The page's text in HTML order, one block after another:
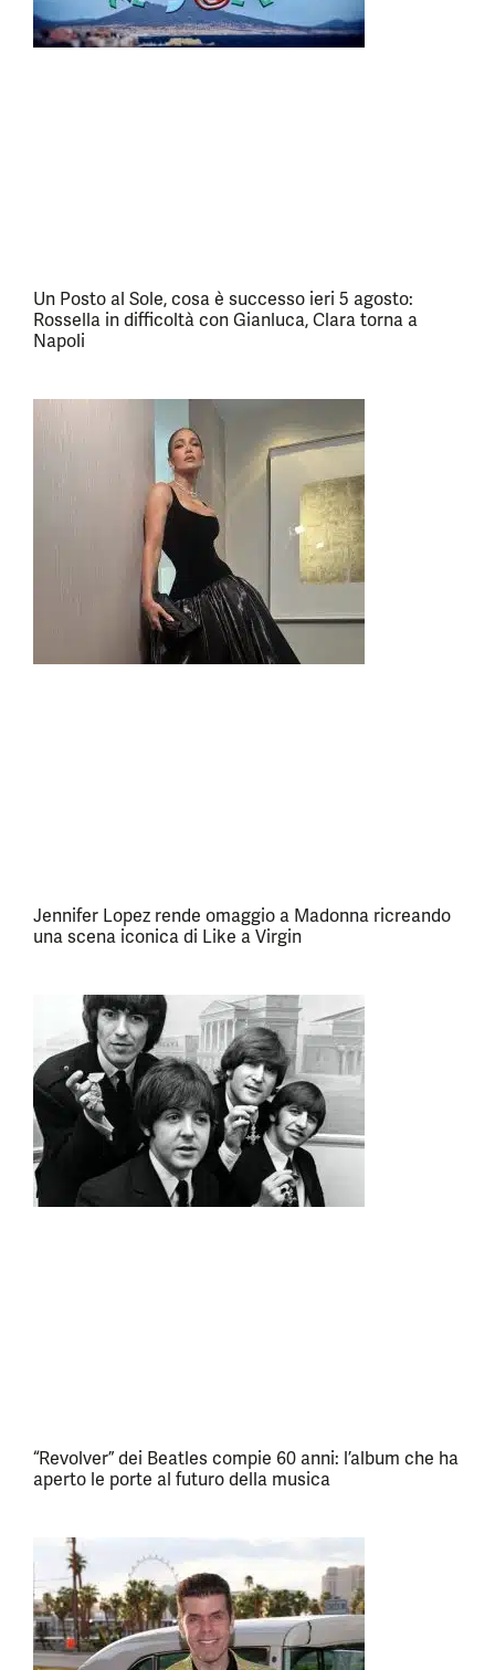
Un Posto al Sole, cosa è successo ieri 5 agosto:
Rossella in difficoltà con Gianluca, Clara torna a
Napoli
Jennifer Lopez rende omaggio a Madonna ricreando
una scena iconica di Like a Virgin
“Revolver” dei Beatles compie 60 anni: l’album che ha
aperto le porte al futuro della musica